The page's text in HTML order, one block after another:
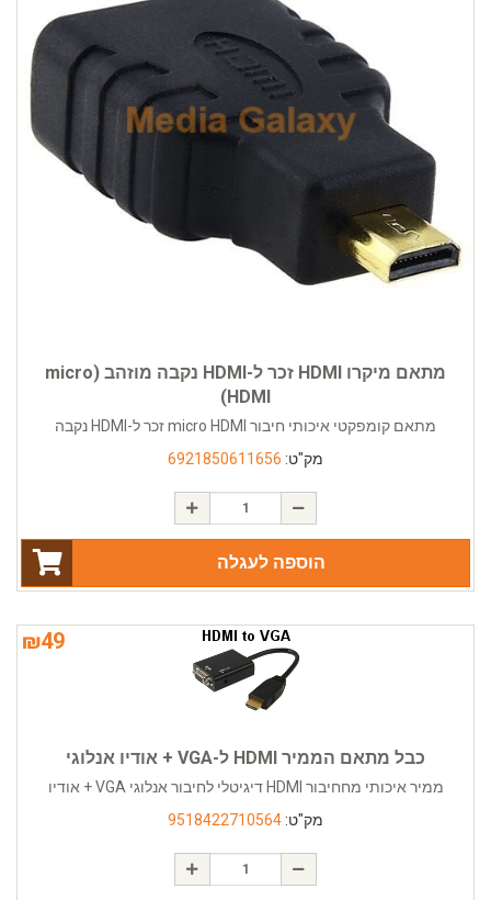
מתאם מיקרו HDMI זכר ל-HDMI נקבה מוזהב (micro
HDMI)
מתאם קומפקטי איכותי חיבור micro HDMI זכר ל-HDMI נקבה
מק"ט: 6921850611656
הוספה לעגלה
₪49
כבל מתאם הממיר HDMI ל-VGA + אודיו אנלוגי
ממיר איכותי מחחיבור HDMI דיגיטלי לחיבור אנלוגי VGA + אודיו
מק"ט: 9518422710564